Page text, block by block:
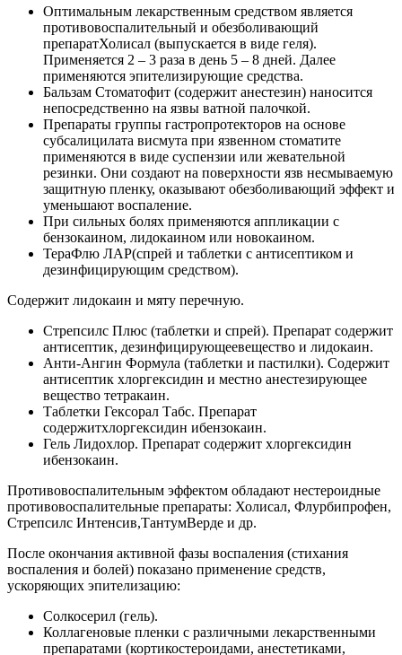
Оптимальным лекарственным средством является
противовоспалительный и обезболивающий
препаратХолисал (выпускается в виде геля).
Применяется 2 – 3 раза в день 5 – 8 дней. Далее
применяются эпителизирующие средства.
Бальзам Стоматофит (содержит анестезин) наносится
непосредственно на язвы ватной палочкой.
Препараты группы гастропротекторов на основе
субсалицилата висмута при язвенном стоматите
применяются в виде суспензии или жевательной
резинки. Они создают на поверхности язв несмываемую
защитную пленку, оказывают обезболивающий эффект и
уменьшают воспаление.
При сильных болях применяются аппликации с
бензокаином, лидокаином или новокаином.
ТераФлю ЛАР(спрей и таблетки с антисептиком и
дезинфицирующим средством).
Содержит лидокаин и мяту перечную.
Стрепсилс Плюс (таблетки и спрей). Препарат содержит
антисептик, дезинфицирующеевещество и лидокаин.
Анти-Ангин Формула (таблетки и пастилки). Содержит
антисептик хлоргексидин и местно анестезирующее
вещество тетракаин.
Таблетки Гексорал Табс. Препарат
содержитхлоргексидин ибензокаин.
Гель Лидохлор. Препарат содержит хлоргексидин
ибензокаин.
Противовоспалительным эффектом обладают нестероидные
противовоспалительные препараты: Холисал, Флурбипрофен,
Стрепсилс Интенсив,ТантумВерде и др.
После окончания активной фазы воспаления (стихания
воспаления и болей) показано применение средств,
ускоряющих эпителизацию:
Солкосерил (гель).
Коллагеновые пленки с различными лекарственными
препаратами (кортикостероидами, анестетиками,